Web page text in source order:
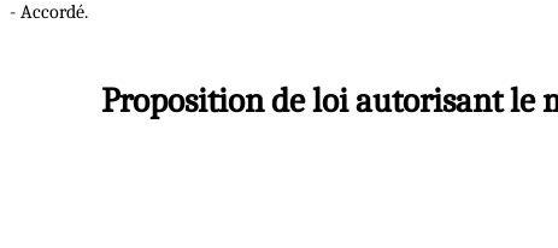
- Accordé.
Proposition de loi autorisant le